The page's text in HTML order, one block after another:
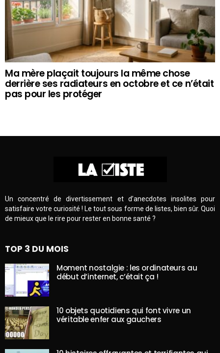
Ma mère plaçait toujours la même chose
derrière ses radiateurs en octobre et ce n’était
pas pour les protéger
Un concentré de divertissement et d’anecdotes insolites pour
satisfaire votre curiosité ! Le tout sous forme de listes, bien sûr. Quoi
de mieux que le rire pour rester en bonne santé ?
TOP 3 DU MOIS
Moment nostalgie : les ordinateurs au
début d’internet, c’était ça !
10 objets quotidiens qui font vivre un
véritable enfer aux gauchers